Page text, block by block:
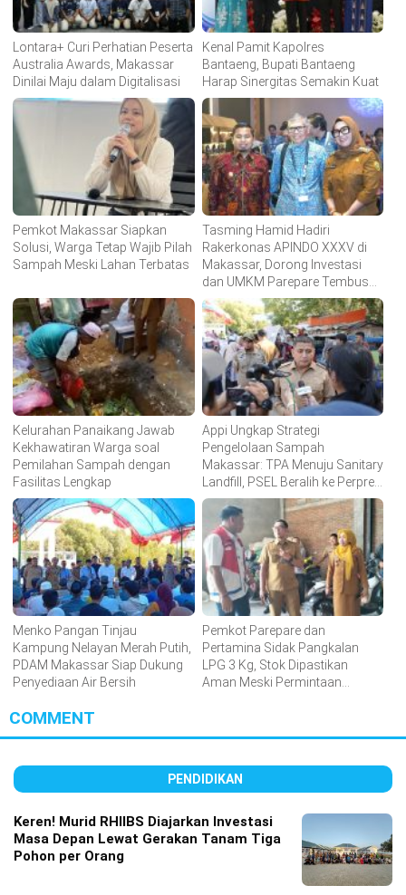
Lontara+ Curi Perhatian Peserta
Australia Awards, Makassar
Dinilai Maju dalam Digitalisasi
Kenal Pamit Kapolres
Bantaeng, Bupati Bantaeng
Harap Sinergitas Semakin Kuat
Pemkot Makassar Siapkan
Solusi, Warga Tetap Wajib Pilah
Sampah Meski Lahan Terbatas
Tasming Hamid Hadiri
Rakerkonas APINDO XXXV di
Makassar, Dorong Investasi
dan UMKM Parepare Tembus
Pasar Global
Kelurahan Panaikang Jawab
Kekhawatiran Warga soal
Pemilahan Sampah dengan
Fasilitas Lengkap
Appi Ungkap Strategi
Pengelolaan Sampah
Makassar: TPA Menuju Sanitary
Landfill, PSEL Beralih ke Perpres
109
Menko Pangan Tinjau
Kampung Nelayan Merah Putih,
PDAM Makassar Siap Dukung
Penyediaan Air Bersih
Pemkot Parepare dan
Pertamina Sidak Pangkalan
LPG 3 Kg, Stok Dipastikan
Aman Meski Permintaan
COMMENT
PENDIDIKAN
Keren! Murid RHIIBS Diajarkan Investasi
Masa Depan Lewat Gerakan Tanam Tiga
Pohon per Orang